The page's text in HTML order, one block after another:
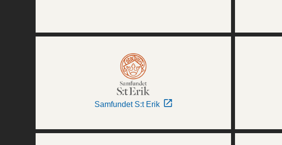
Samfundet S:t Erik